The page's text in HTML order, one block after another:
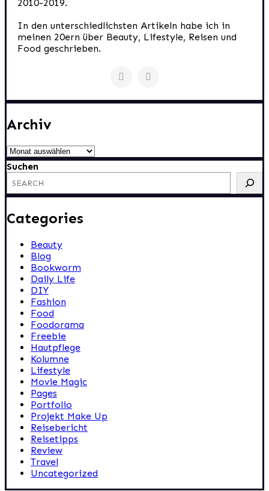
2010-2019.
In den unterschiedlichsten Artikeln habe ich in
meinen 20ern über Beauty, Lifestyle, Reisen und
Food geschrieben.
Archiv
Archiv
Suchen
Categories
Beauty
Blog
Bookworm
Daily Life
DIY
Fashion
Food
Foodorama
Freebie
Hautpflege
Kolumne
Lifestyle
Movie Magic
Pages
Portfolio
Projekt Make Up
Reisebericht
Reisetipps
Review
Travel
Uncategorized